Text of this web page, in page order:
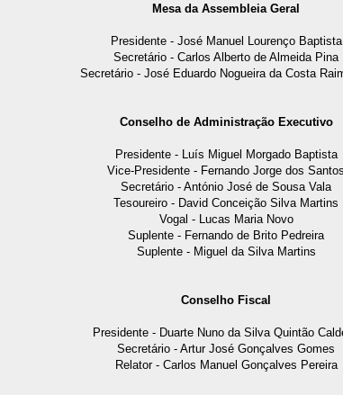
Mesa da Assembleia Geral
Presidente - José Manuel Lourenço Baptista
Secretário - Carlos Alberto de Almeida Pina
Secretário - José Eduardo Nogueira da Costa
Conselho de Administração Executivo
Presidente - Luís Miguel Morgado Baptista
Vice-Presidente - Fernando Jorge dos Santos
Secretário - António José de Sousa Vala
Tesoureiro - David Conceição Silva Martins
Vogal - Lucas Maria Novo
Suplente - Fernando de Brito Pedreira
Suplente - Miguel da Silva Martins
Conselho Fiscal
Presidente - Duarte Nuno da Silva Quintão
Secretário - Artur José Gonçalves Gomes
Relator - Carlos Manuel Gonçalves Pereira